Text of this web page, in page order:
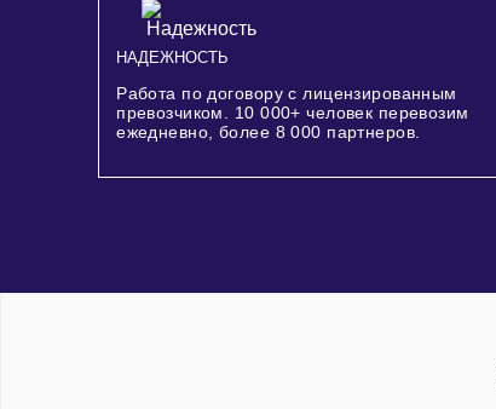
НАДЕЖНОСТЬ
Работа по договору с лицензированным
превозчиком. 10 000+ человек перевозим
ежедневно, более 8 000 партнеров.